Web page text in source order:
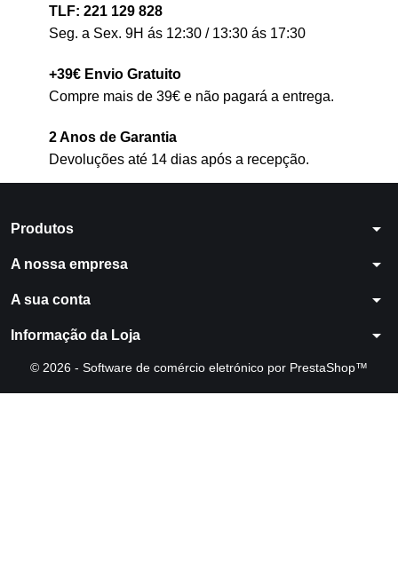
TLF: 221 129 828
Seg. a Sex. 9H ás 12:30 / 13:30 ás 17:30
+39€ Envio Gratuito
Compre mais de 39€ e não pagará a entrega.
2 Anos de Garantia
Devoluções até 14 dias após a recepção.
Produtos arrow_drop_down
A nossa empresa arrow_drop_down
A sua conta arrow_drop_down
Informação da Loja arrow_drop_down
© 2026 - Software de comércio eletrónico por PrestaShop™